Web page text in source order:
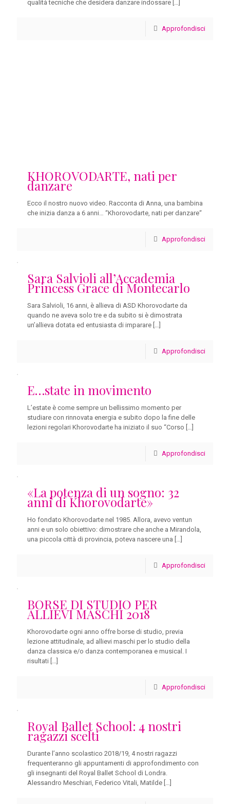
qualità tecniche che desidera danzare indossare […]
Approfondisci
KHOROVODARTE, nati per
danzare
Ecco il nostro nuovo video. Racconta di Anna, una bambina
che inizia danza a 6 anni… “Khorovodarte, nati per danzare“
Approfondisci
Sara Salvioli all’Accademia
Princess Grace di Montecarlo
Sara Salvioli, 16 anni, è allieva di ASD Khorovodarte da
quando ne aveva solo tre e da subito si è dimostrata
un’allieva dotata ed entusiasta di imparare
Approfondisci
E…state in movimento
L’estate è come sempre un bellissimo momento per
studiare con rinnovata energia e subito dopo la fine delle
lezioni regolari Khorovodarte ha iniziato il suo “Corso
Approfondisci
«La potenza di un sogno: 32
anni di Khorovodarte»
Ho fondato Khorovodarte nel 1985. Allora, avevo ventun
anni e un solo obiettivo: dimostrare che anche a Mirandola,
una piccola città di provincia, poteva nascere una
Approfondisci
BORSE DI STUDIO PER
ALLIEVI MASCHI 2018
Khorovodarte ogni anno offre borse di studio, previa
lezione attitudinale, ad allievi maschi per lo studio della
danza classica e/o danza contemporanea e musical. I
risultati
Approfondisci
Royal Ballet School: 4 nostri
ragazzi scelti
Durante l’anno scolastico 2018/19, 4 nostri ragazzi
frequenteranno gli appuntamenti di approfondimento con
gli insegnanti del Royal Ballet School di Londra.
Alessandro Meschiari, Federico Vitali, Matilde